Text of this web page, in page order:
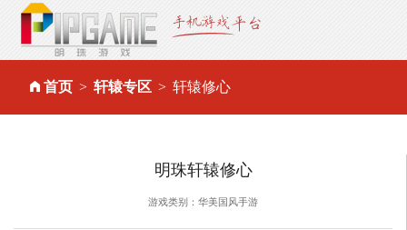
首页 轩辕专区 轩辕修心
明珠轩辕修心
游戏类别：华美国风手游